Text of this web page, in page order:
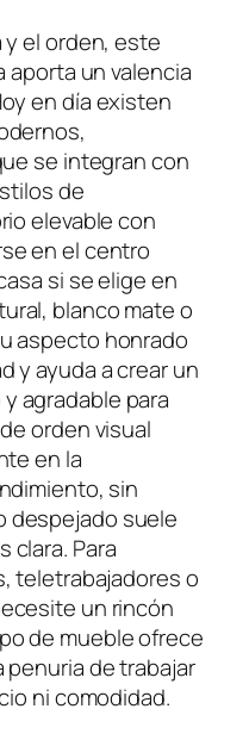
y el orden, este
un valencia
en día existen
se integran con
de
elevable con
en el centro
si se elige en
blanco mate o
aspecto honrado
y ayuda a crear un
agradable para
orden visual
en la
sin
despejado suele
clara. Para
teletrabajadores o
un rincón
de mueble ofrece
de trabajar
ni comodidad.